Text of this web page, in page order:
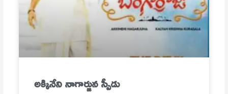
అక్కినేని నాగార్జున స్పీడు